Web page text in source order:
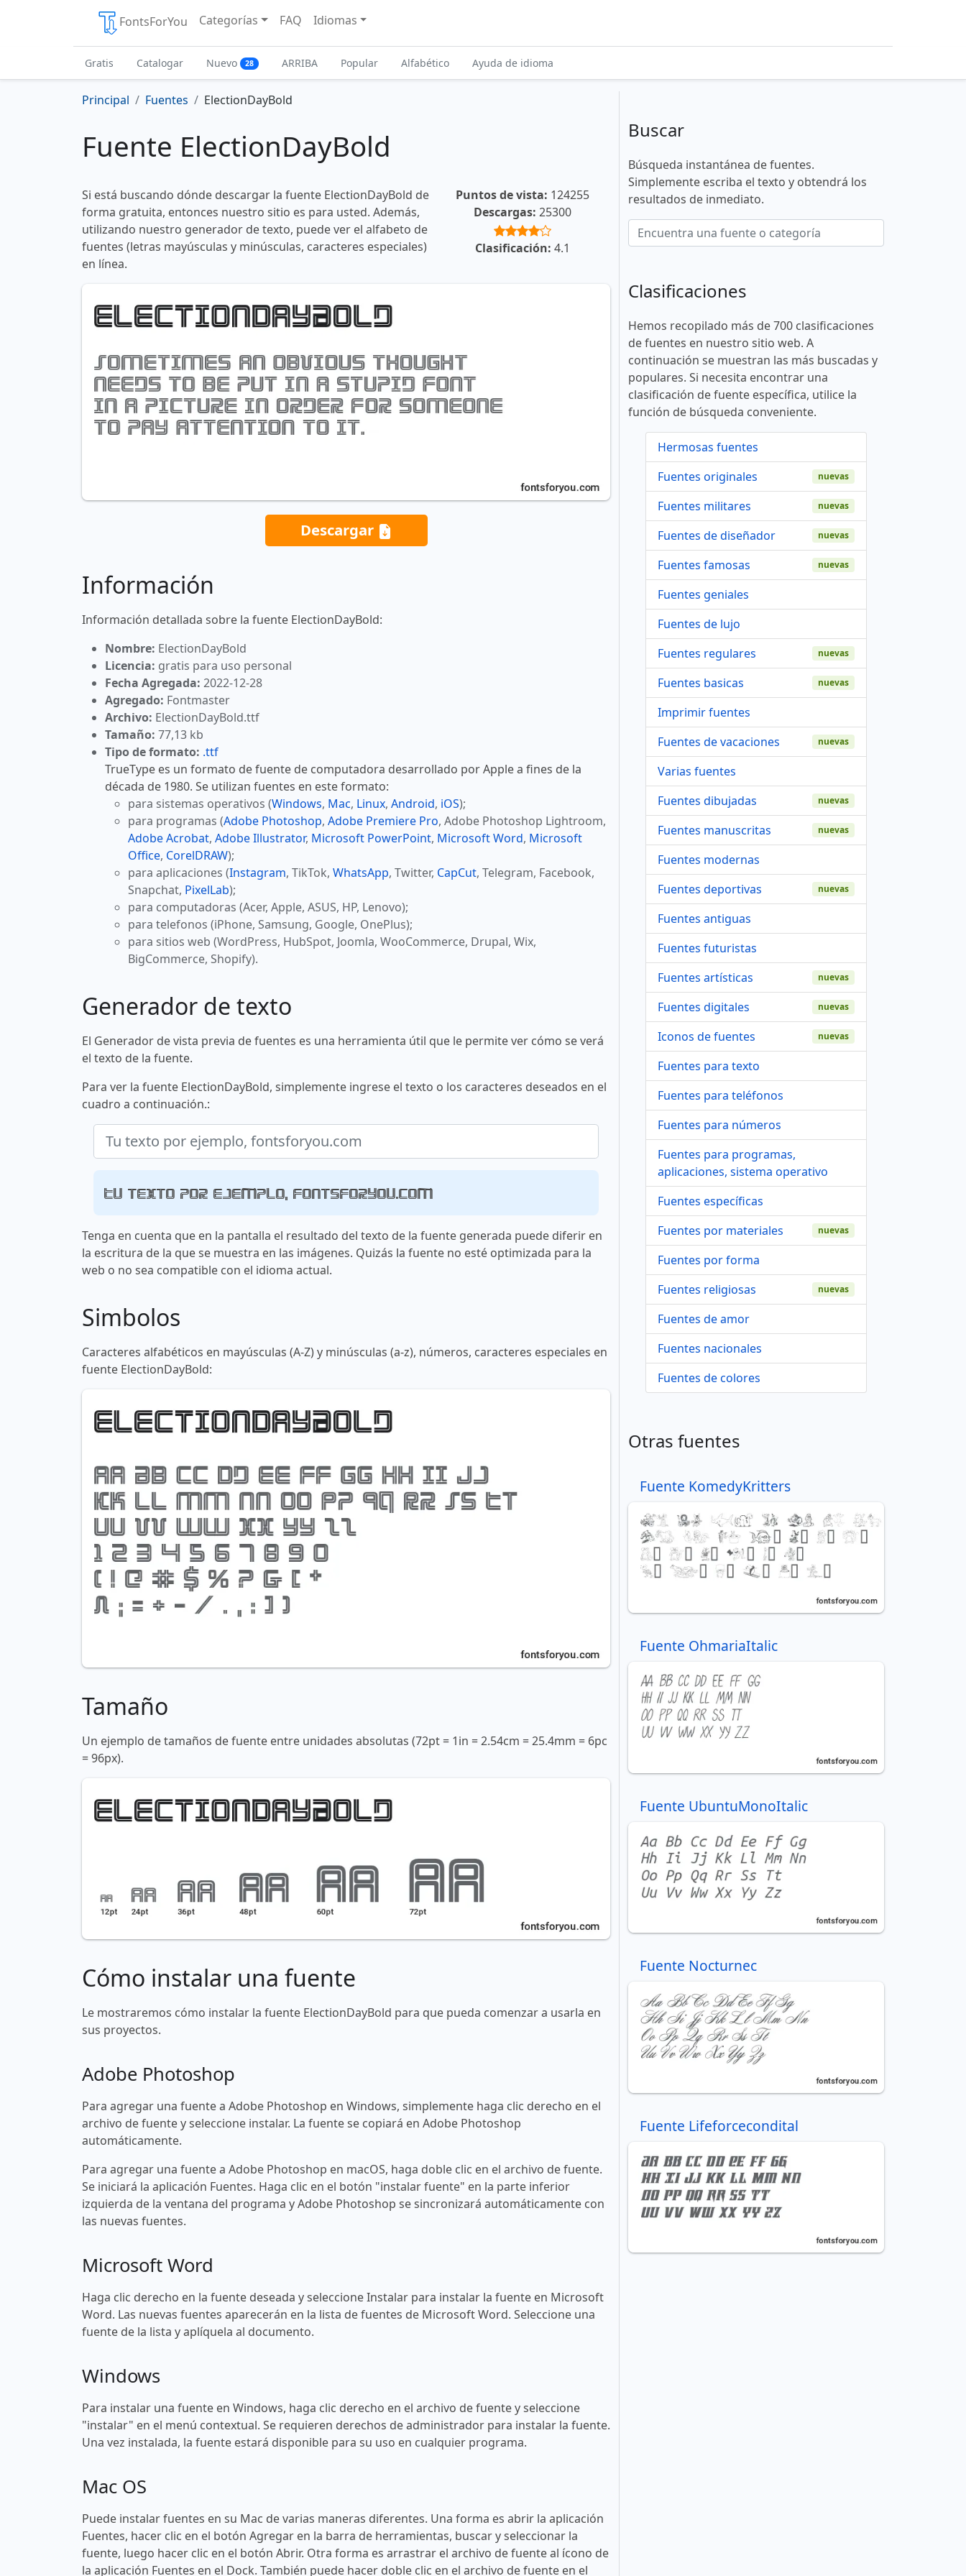
FontsForYou Categorías FAQ Idiomas
Gratis Catalogar Nuevo 28 ARRIBA Popular Alfabético Ayuda de idioma
Principal Fuentes ElectionDayBold
Fuente ElectionDayBold
Si está buscando dónde descargar la fuente ElectionDayBold de
forma gratuita, entonces nuestro sitio es para usted. Además,
utilizando nuestro generador de texto, puede ver el alfabeto de
fuentes (letras mayúsculas y minúsculas, caracteres especiales)
en línea.
Puntos de vista: 124255
Descargas: 25300
Clasificación: 4.1
Descargar
Información
Información detallada sobre la fuente ElectionDayBold:
Nombre: ElectionDayBold
Licencia: gratis para uso personal
Fecha Agregada: 2022-12-28
Agregado: Fontmaster
Archivo: ElectionDayBold.ttf
Tamaño: 77,13 kb
Tipo de formato: .ttf
TrueType es un formato de fuente de computadora desarrollado por Apple a fines de la
década de 1980. Se utilizan fuentes en este formato:
para sistemas operativos (Windows, Mac, Linux, Android, iOS);
para programas (Adobe Photoshop, Adobe Premiere Pro, Adobe Photoshop Lightroom,
Adobe Acrobat, Adobe Illustrator, Microsoft PowerPoint, Microsoft Word, Microsoft
Office, CorelDRAW);
para aplicaciones (Instagram, TikTok, WhatsApp, Twitter, CapCut, Telegram, Facebook,
Snapchat, PixelLab);
para computadoras (Acer, Apple, ASUS, HP, Lenovo);
para telefonos (iPhone, Samsung, Google, OnePlus);
para sitios web (WordPress, HubSpot, Joomla, WooCommerce, Drupal, Wix,
BigCommerce, Shopify).
Generador de texto
El Generador de vista previa de fuentes es una herramienta útil que le permite ver cómo se verá
el texto de la fuente.
Para ver la fuente ElectionDayBold, simplemente ingrese el texto o los caracteres deseados en el
cuadro a continuación.:
Tu texto por ejemplo, fontsforyou.com
Tenga en cuenta que en la pantalla el resultado del texto de la fuente generada puede diferir en
la escritura de la que se muestra en las imágenes. Quizás la fuente no esté optimizada para la
web o no sea compatible con el idioma actual.
Simbolos
Caracteres alfabéticos en mayúsculas (A-Z) y minúsculas (a-z), números, caracteres especiales en
fuente ElectionDayBold:
Tamaño
Un ejemplo de tamaños de fuente entre unidades absolutas (72pt = 1in = 2.54cm = 25.4mm = 6pc
= 96px).
Cómo instalar una fuente
Le mostraremos cómo instalar la fuente ElectionDayBold para que pueda comenzar a usarla en
sus proyectos.
Adobe Photoshop
Para agregar una fuente a Adobe Photoshop en Windows, simplemente haga clic derecho en el
archivo de fuente y seleccione instalar. La fuente se copiará en Adobe Photoshop
automáticamente.
Para agregar una fuente a Adobe Photoshop en macOS, haga doble clic en el archivo de fuente.
Se iniciará la aplicación Fuentes. Haga clic en el botón "instalar fuente" en la parte inferior
izquierda de la ventana del programa y Adobe Photoshop se sincronizará automáticamente con
las nuevas fuentes.
Microsoft Word
Haga clic derecho en la fuente deseada y seleccione Instalar para instalar la fuente en Microsoft
Word. Las nuevas fuentes aparecerán en la lista de fuentes de Microsoft Word. Seleccione una
fuente de la lista y aplíquela al documento.
Windows
Para instalar una fuente en Windows, haga clic derecho en el archivo de fuente y seleccione
"instalar" en el menú contextual. Se requieren derechos de administrador para instalar la fuente.
Una vez instalada, la fuente estará disponible para su uso en cualquier programa.
Mac OS
Puede instalar fuentes en su Mac de varias maneras diferentes. Una forma es abrir la aplicación
Fuentes, hacer clic en el botón Agregar en la barra de herramientas, buscar y seleccionar la
fuente, luego hacer clic en el botón Abrir. Otra forma es arrastrar el archivo de fuente al ícono de
la aplicación Fuentes en el Dock. También puede hacer doble clic en el archivo de fuente en el
Buscar
Búsqueda instantánea de fuentes.
Simplemente escriba el texto y obtendrá los
resultados de inmediato.
Clasificaciones
Hemos recopilado más de 700 clasificaciones
de fuentes en nuestro sitio web. A
continuación se muestran las más buscadas y
populares. Si necesita encontrar una
clasificación de fuente específica, utilice la
función de búsqueda conveniente.
Hermosas fuentes
Fuentes originales
nuevas
Fuentes militares nuevas
Fuentes de diseñador nuevas
Fuentes famosas nuevas
Fuentes geniales
Fuentes de lujo
Fuentes regulares
nuevas
Fuentes basicas nuevas
Imprimir fuentes
Fuentes de vacaciones
nuevas
Varias fuentes
Fuentes dibujadas
nuevas
Fuentes manuscritas nuevas
Fuentes modernas
Fuentes deportivas
nuevas
Fuentes antiguas
Fuentes futuristas
Fuentes artísticas
nuevas
Fuentes digitales nuevas
Iconos de fuentes nuevas
Fuentes para texto
Fuentes para teléfonos
Fuentes para números
Fuentes para programas,
aplicaciones, sistema operativo
Fuentes específicas
Fuentes por materiales
nuevas
Fuentes por forma
Fuentes religiosas
nuevas
Fuentes de amor
Fuentes nacionales
Fuentes de colores
Otras fuentes
Fuente KomedyKritters
Fuente OhmariaItalic
Fuente UbuntuMonoItalic
Fuente Nocturnec
Fuente Lifeforcecondital